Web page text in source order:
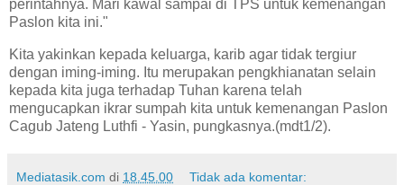
perintahnya. Mari kawal sampai di TPS untuk kemenangan
Paslon kita ini."
Kita yakinkan kepada keluarga, karib agar tidak tergiur
dengan iming-iming. Itu merupakan pengkhianatan selain
kepada kita juga terhadap Tuhan karena telah
mengucapkan ikrar sumpah kita untuk kemenangan Paslon
Cagub Jateng Luthfi - Yasin, pungkasnya.(mdt1/2).
Mediatasik.com di 18.45.00 Tidak ada komentar: